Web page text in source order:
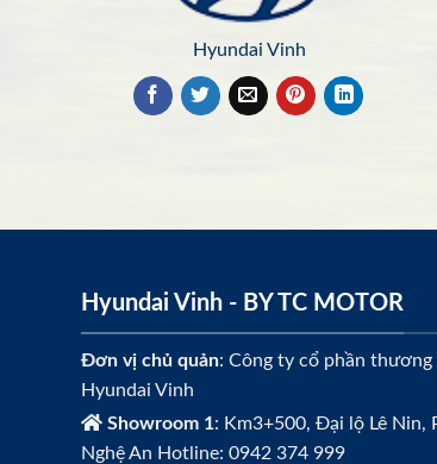
Hyundai Vinh
Hyundai Vinh - BY TC MOTOR
Đơn vị chủ quản: Công ty cổ phần
Hyundai Vinh
Showroom 1: Km3+500, Đại lộ Lê Nin,
Nghệ An Hotline: 0942 374 999